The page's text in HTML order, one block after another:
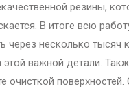
резины,
В итоге всю
через несколько тысяч
этой важной детали.
очисткой поверхностей.